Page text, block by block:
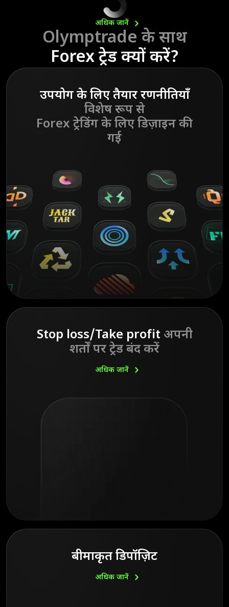
अधिक जानें
Olymptrade के साथ
Forex ट्रेड क्यों करें?
उपयोग के लिए तैयार रणनीतियाँ
विशेष रूप से
Forex ट्रेडिंग के लिए डिज़ाइन की
गई
Stop loss/Take profit अपनी
शर्तों पर ट्रेड बंद करें
अधिक जानें
बीमाकृत डिपॉज़िट
अधिक जानें